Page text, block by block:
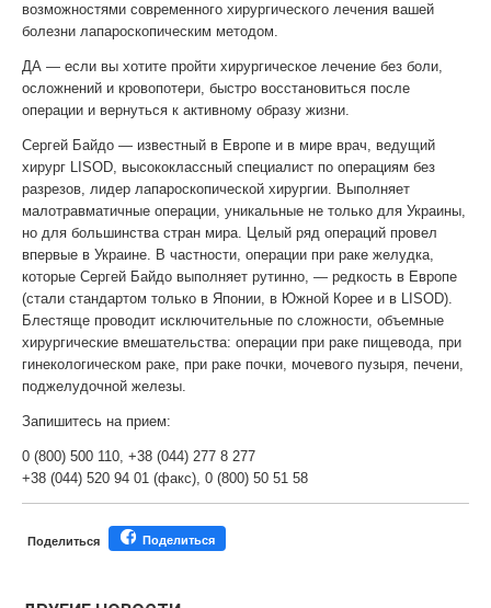
возможностями современного хирургического лечения вашей
болезни лапароскопическим методом.
ДА — если вы хотите пройти хирургическое лечение без боли,
осложнений и кровопотери, быстро восстановиться после
операции и вернуться к активному образу жизни.
Сергей Байдо — известный в Европе и в мире врач, ведущий
хирург LISOD, высококлассный специалист по операциям без
разрезов, лидер лапароскопической хирургии. Выполняет
малотравматичные операции, уникальные не только для Украины,
но для большинства стран мира. Целый ряд операций провел
впервые в Украине. В частности, операции при раке желудка,
которые Сергей Байдо выполняет рутинно, — редкость в Европе
(стали стандартом только в Японии, в Южной Корее и в LISOD).
Блестяще проводит исключительные по сложности, объемные
хирургические вмешательства: операции при раке пищевода, при
гинекологическом раке, при раке почки, мочевого пузыря, печени,
поджелудочной железы.
Запишитесь на прием:
0 (800) 500 110, +38 (044) 277 8 277
+38 (044) 520 94 01 (факс), 0 (800) 50 51 58
Поделиться Поделиться